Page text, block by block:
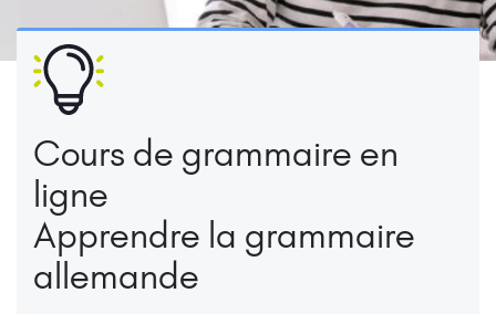
Cours de grammaire en
ligne
Apprendre la grammaire
allemande